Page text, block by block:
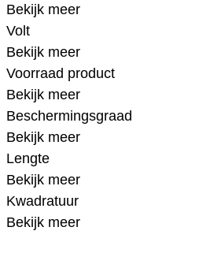
Bekijk meer
Volt
Bekijk meer
Voorraad product
Bekijk meer
Beschermingsgraad
Bekijk meer
Lengte
Bekijk meer
Kwadratuur
Bekijk meer